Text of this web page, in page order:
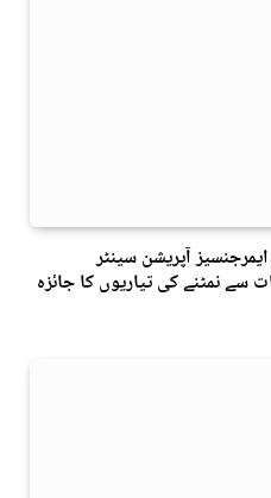
آپریشن سینٹر
سے نمٹنے کی تیاریوں کا جائزہ